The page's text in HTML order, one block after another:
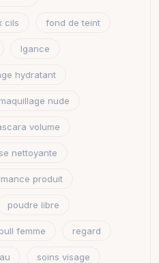
cils fond de teint
lgance
hydratant
maquillage nude
volume
nettoyante
produit
poudre libre
pull femme regard
soins visage